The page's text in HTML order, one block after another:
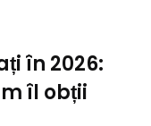
în 2026:
îl obții